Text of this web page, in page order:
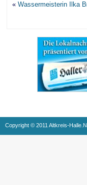
« Wassermeisterin Ilka
Copyright © 2011 Altkreis-